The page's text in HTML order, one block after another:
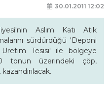
30.01.2011 12:02
Aslım Katı Atık
sürdürdüğü 'Deponi
Üretim Tesisi' ile bölgeye
tonun üzerindeki çöp,